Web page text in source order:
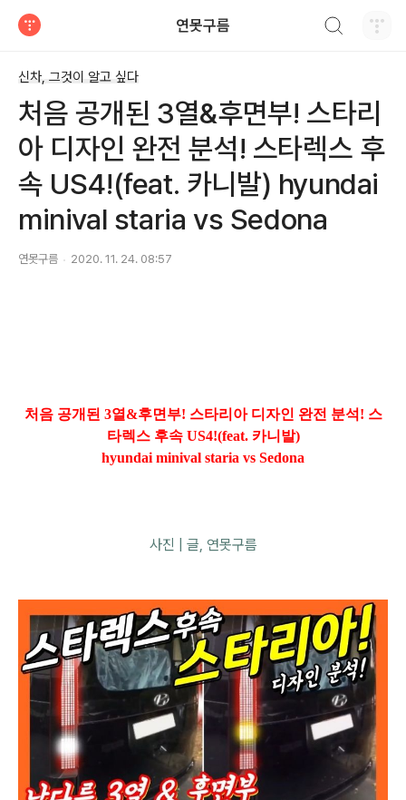
연못구름
신차, 그것이 알고 싶다
처음 공개된 3열&후면부! 스타리
아 디자인 완전 분석! 스타렉스 후
속 US4!(feat. 카니발) hyundai
minival staria vs Sedona
연못구름 2020. 11. 24. 08:57
처음 공개된 3열&후면부! 스타리아 디자인 완전 분석! 스
타렉스 후속 US4!(feat. 카니발)
hyundai minival staria vs Sedona
사진 | 글, 연못구름